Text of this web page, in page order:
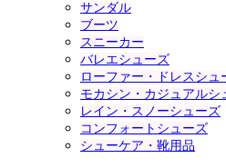
サンダル
ブーツ
スニーカー
バレエシューズ
ローファー・ドレスシュ
モカシン・カジュアルシ
レイン・スノーシューズ
コンフォートシューズ
シューケア・靴用品